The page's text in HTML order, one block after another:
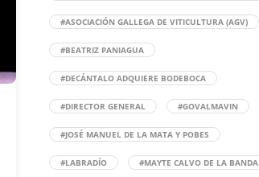
#ASOCIACIÓN GALLEGA DE VITICULTURA (AGV)
#BEATRIZ PANIAGUA
#DECÁNTALO ADQUIERE BODEBOCA
#DIRECTOR GENERAL #GOVALMAVIN
#JOSÉ MANUEL DE LA MATA Y POBES
#LABRADÍO #MAYTE CALVO DE LA BANDA